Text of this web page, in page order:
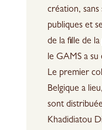
création, sans
publiques et
de la fille de
le GAMS a
Le premier
Belgique a
sont
Khadidiatou